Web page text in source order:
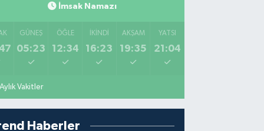
İmsak Namazı
GÜNEŞ
05:23
ÖĞLE
12:34
İKINDI
16:23
AKŞAM
19:35
YATSI
21:04
Vakitler
Haberler